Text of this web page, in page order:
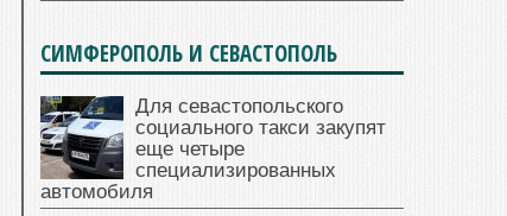
СИМФЕРОПОЛЬ И СЕВАСТОПОЛЬ
Для севастопольского
социального такси закупят
еще четыре
специализированных
автомобиля